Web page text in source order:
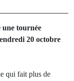
tournée
20 octobre
qui fait plus de